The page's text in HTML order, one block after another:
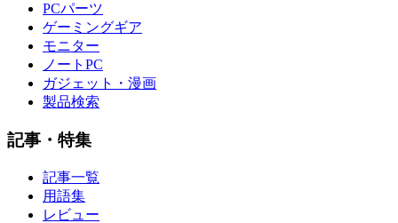
PCパーツ
ゲーミングギア
モニター
ノートPC
ガジェット・漫画
製品検索
記事・特集
記事一覧
用語集
レビュー